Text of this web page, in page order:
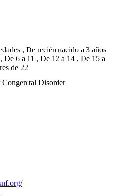
, De recién nacido a 3 años
De 6 a 11 , De 12 a 14 , De 15 a
de 22
Congenital Disorder